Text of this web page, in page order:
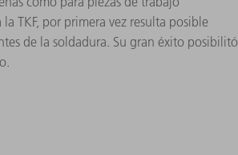
TKF, por primera vez resulta posible
de la soldadura. Su gran éxito posibilitó